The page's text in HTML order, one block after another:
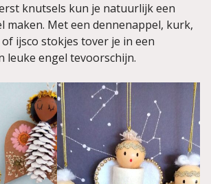
knutsels kun je natuurlijk een
maken. Met een dennenappel, kurk,
ijsco stokjes tover je in een
leuke engel tevoorschijn.